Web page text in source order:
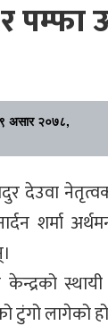
पम्फा
असार २०७८,
देउवा
शर्मा
टुंगो लागेको